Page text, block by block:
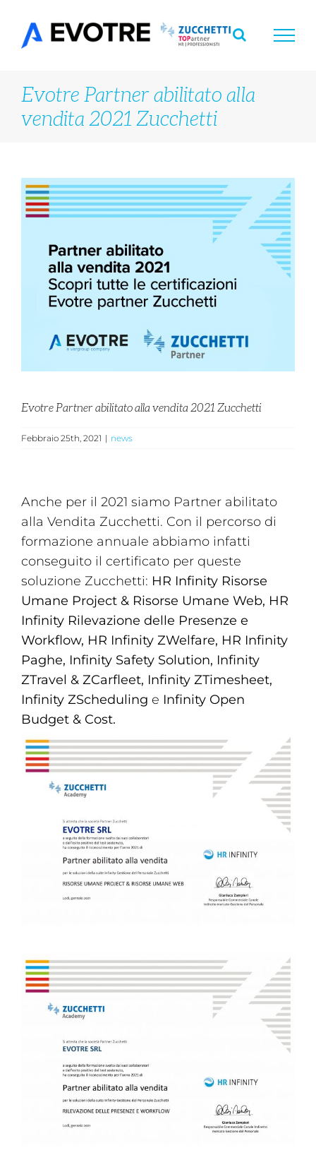
contenuto
Evotre Partner abilitato alla
vendita 2021 Zucchetti
Ingrandisci
immagine
Evotre Partner abilitato alla vendita 2021 Zucchetti
Febbraio 25th, 2021 | news
Anche per il 2021 siamo Partner abilitato
alla Vendita Zucchetti. Con il percorso di
formazione annuale abbiamo infatti
conseguito il certificato per queste
soluzione Zucchetti: HR Infinity Risorse
Umane Project & Risorse Umane Web, HR
Infinity Rilevazione delle Presenze e
Workflow, HR Infinity ZWelfare, HR Infinity
Paghe, Infinity Safety Solution, Infinity
ZTravel & ZCarfleet, Infinity ZTimesheet,
Infinity ZScheduling e Infinity Open
Budget & Cost.